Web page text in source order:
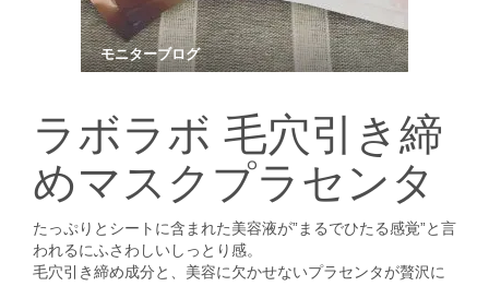
モニターブログ
ラボラボ 毛穴引き締
めマスクプラセンタ
たっぷりとシートに含まれた美容液が”まるでひたる感覚”と言
われるにふさわしいしっとり感。
毛穴引き締め成分と、美容に欠かせないプラセンタが贅沢に